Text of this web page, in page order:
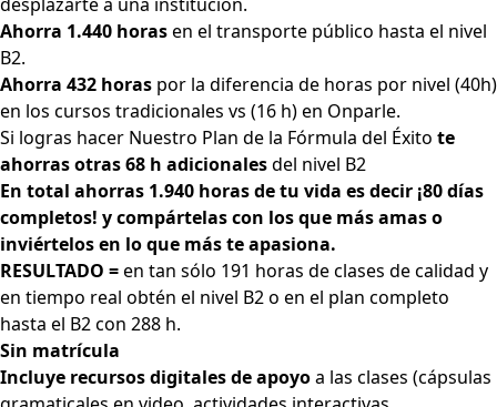
Ahorra 1.440 horasen el transporte público hasta el nivel
B2.
Ahorra 432 horas por la diferencia de horas por nivel (40h)
en los cursos tradicionales vs (16 h) en Onparle.
Si logras hacer Nuestro Plan de la Fórmula del Éxito te
ahorras otras 68 h adicionalesdel nivel B2
En total ahorras 1.940 horasde tu vida es decir ¡80 días
completos! y compártelas con los que más amas o
inviértelos en lo que más te apasiona.
RESULTADO =en tan sólo 191 horas de clases de calidad y
en tiempo real obtén el nivel B2 o en el plan completo
hasta el B2 con 288 h.
Sin matrícula
Incluye recursos digitales de apoyoa las clases (cápsulas